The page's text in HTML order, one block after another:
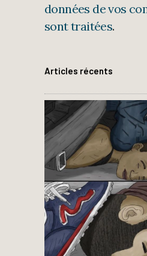
données de vos
sont traitées.
Articles récents